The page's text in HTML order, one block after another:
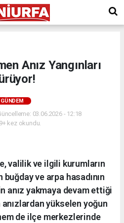
Anız Yangınları
GÜNDEM
03.06.2026 - 12:18
kez okundu.
valilik ve ilgili kurumların
ve arpa hasadının
anız yakmaya devam ettiği
yükselen yoğun
de ilçe merkezlerinde